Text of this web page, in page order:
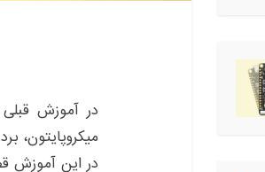
میکروپایتون،